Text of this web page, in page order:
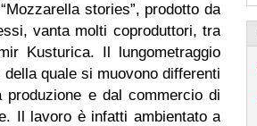
stories”, prodotto da
vanta molti coproduttori, tra
Kusturica. Il lungometraggio
quale si muovono differenti
produzione e dal commercio di
Il lavoro è infatti ambientato a